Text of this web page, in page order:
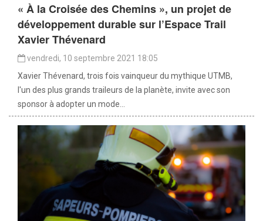
« À la Croisée des Chemins », un projet de
développement durable sur l’Espace Trail
Xavier Thévenard
vendredi, 10 septembre 2021 18:05
Xavier Thévenard, trois fois vainqueur du mythique UTMB,
l'un des plus grands traileurs de la planète, invite avec son
sponsor à adopter un mode...